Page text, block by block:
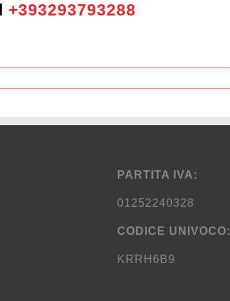
+393293793288
PARTITA IVA:
01252240328
CODICE UNIVOCO:
KRRH6B9